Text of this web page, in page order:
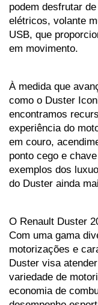
podem desfrutar
elétricos, volante
USB, que
em movimento.
À medida que
como o Duster
encontramos
experiência do
em couro,
ponto cego e
exemplos dos
do Duster ainda
O Renault Duster
Com uma gama
motorizações e
Duster visa
variedade de
economia de